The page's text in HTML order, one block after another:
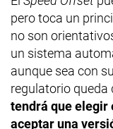
pero toca un
no son
un sistema
aunque sea con
regulatorio queda
tendrá que elegir
aceptar una